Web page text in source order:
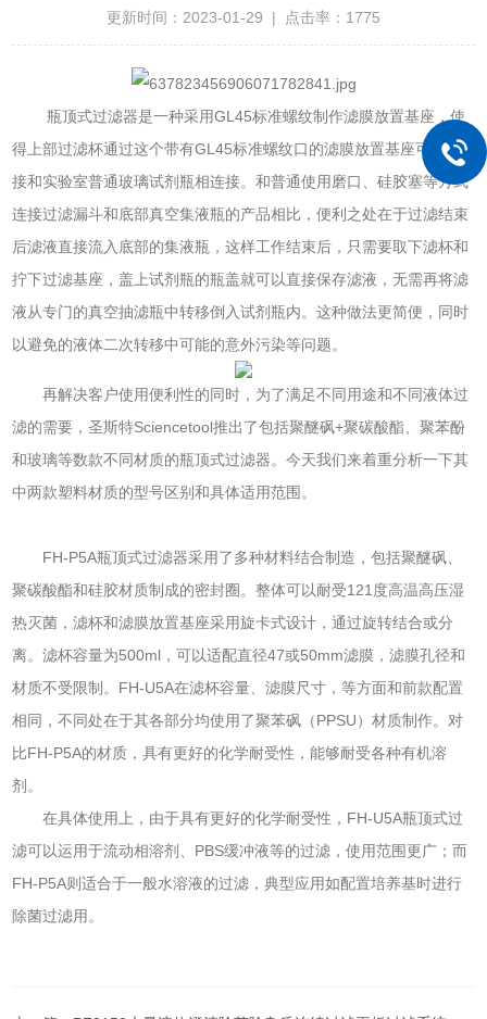
更新时间：2023-01-29 | 点击率：1775
瓶顶式过滤器是一种采用GL45标准螺纹制作滤膜放置基座，使
得上部过滤杯通过这个带有GL45标准螺纹口的滤膜放置基座可以直
接和实验室普通玻璃试剂瓶相连接。和普通使用磨口、硅胶塞等方式
连接过滤漏斗和底部真空集液瓶的产品相比，便利之处在于过滤结束
后滤液直接流入底部的集液瓶，这样工作结束后，只需要取下滤杯和
拧下过滤基座，盖上试剂瓶的瓶盖就可以直接保存滤液，无需再将滤
液从专门的真空抽滤瓶中转移倒入试剂瓶内。这种做法更简便，同时
以避免的液体二次转移中可能的意外污染等问题。
再解决客户使用便利性的同时，为了满足不同用途和不同液体过
滤的需要，圣斯特Sciencetool推出了包括聚醚砜+聚碳酸酯、聚苯酚
和玻璃等数款不同材质的瓶顶式过滤器。今天我们来着重分析一下其
中两款塑料材质的型号区别和具体适用范围。
FH-P5A瓶顶式过滤器采用了多种材料结合制造，包括聚醚砜、
聚碳酸酯和硅胶材质制成的密封圈。整体可以耐受121度高温高压湿
热灭菌，滤杯和滤膜放置基座采用旋卡式设计，通过旋转结合或分
离。滤杯容量为500ml，可以适配直径47或50mm滤膜，滤膜孔径和
材质不受限制。FH-U5A在滤杯容量、滤膜尺寸，等方面和前款配置
相同，不同处在于其各部分均使用了聚苯砜（PPSU）材质制作。对
比FH-P5A的材质，具有更好的化学耐受性，能够耐受各种有机溶
剂。
在具体使用上，由于具有更好的化学耐受性，FH-U5A瓶顶式过
滤可以运用于流动相溶剂、PBS缓冲液等的过滤，使用范围更广；而
FH-P5A则适合于一般水溶液的过滤，典型应用如配置培养基时进行
除菌过滤用。